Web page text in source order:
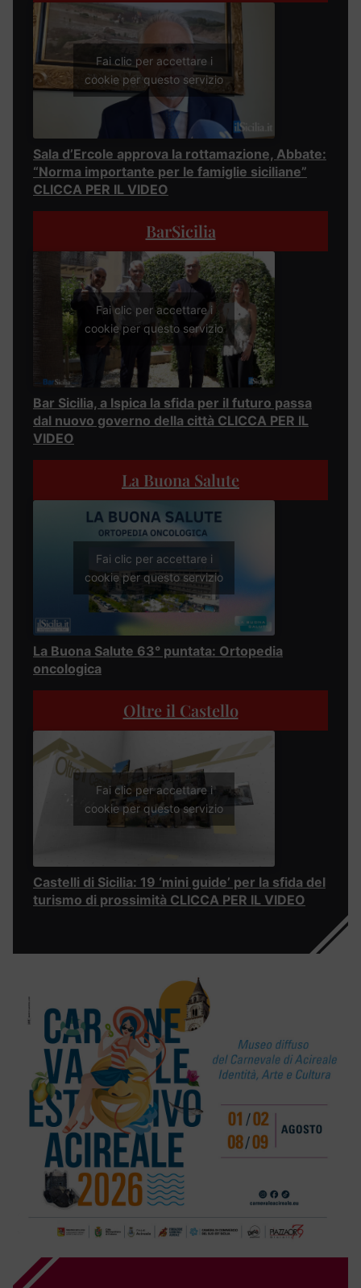
Fai clic per accettare i
cookie per questo servizio
Sala d’Ercole approva la rottamazione, Abbate:
“Norma importante per le famiglie siciliane”
CLICCA PER IL VIDEO
BarSicilia
Fai clic per accettare i
cookie per questo servizio
Bar Sicilia, a Ispica la sfida per il futuro passa
dal nuovo governo della città CLICCA PER IL
VIDEO
La Buona Salute
Fai clic per accettare i
cookie per questo servizio
La Buona Salute 63° puntata: Ortopedia
oncologica
Oltre il Castello
Fai clic per accettare i
cookie per questo servizio
Castelli di Sicilia: 19 ‘mini guide’ per la sfida del
turismo di prossimità CLICCA PER IL VIDEO